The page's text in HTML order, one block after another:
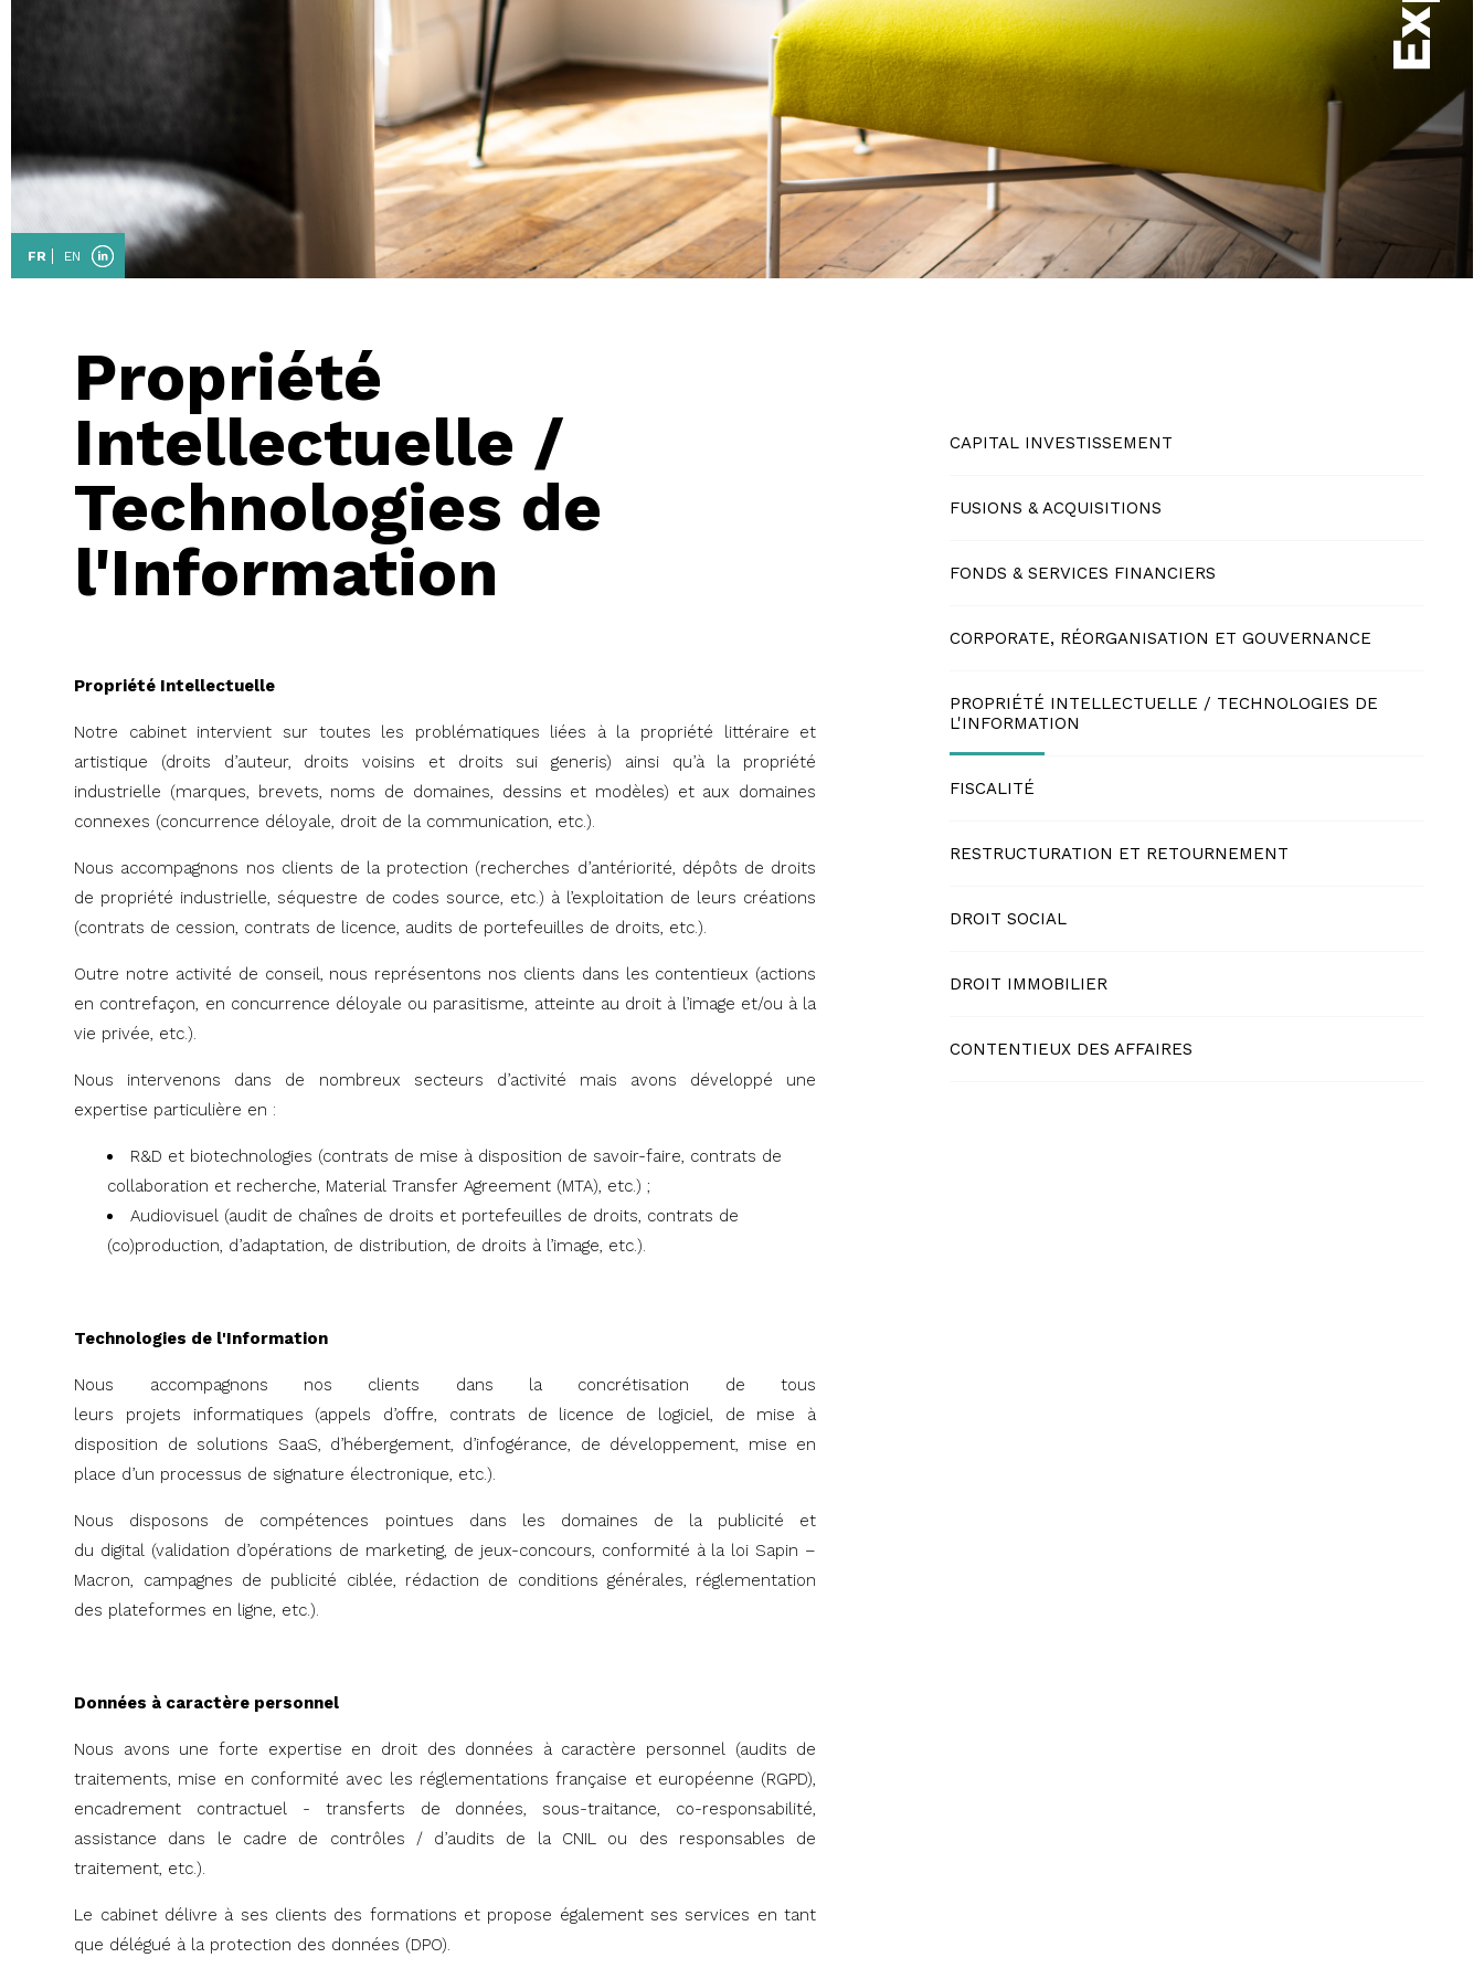
FR EN
Propriété
Intellectuelle /
Technologies de
l'Information
Propriété Intellectuelle
Notre cabinet intervient sur toutes les problématiques liées à la propriété littéraire et
artistique (droits d’auteur, droits voisins et droits sui generis) ainsi qu’à la propriété
industrielle (marques, brevets, noms de domaines, dessins et modèles) et aux domaines
connexes (concurrence déloyale, droit de la communication, etc.).
Nous accompagnons nos clients de la protection (recherches d’antériorité, dépôts de droits
de propriété industrielle, séquestre de codes source, etc.) à l’exploitation de leurs créations
(contrats de cession, contrats de licence, audits de portefeuilles de droits, etc.).
Outre notre activité de conseil, nous représentons nos clients dans les contentieux (actions
en contrefaçon, en concurrence déloyale ou parasitisme, atteinte au droit à l’image et/ou à la
vie privée, etc.).
Nous intervenons dans de nombreux secteurs d’activité mais avons développé une
expertise particulière en :
R&D et biotechnologies (contrats de mise à disposition de savoir-faire, contrats de
collaboration et recherche, Material Transfer Agreement (MTA), etc.) ;
Audiovisuel (audit de chaînes de droits et portefeuilles de droits, contrats de
(co)production, d’adaptation, de distribution, de droits à l’image, etc.).
Technologies de l'Information
Nous accompagnons nos clients dans la concrétisation de tous
leurs projets informatiques (appels d’offre, contrats de licence de logiciel, de mise à
disposition de solutions SaaS, d’hébergement, d’infogérance, de développement, mise en
place d’un processus de signature électronique, etc.).
Nous disposons de compétences pointues dans les domaines de la publicité et
du digital (validation d’opérations de marketing, de jeux-concours, conformité à la loi Sapin –
Macron, campagnes de publicité ciblée, rédaction de conditions générales, réglementation
des plateformes en ligne, etc.).
Données à caractère personnel
Nous avons une forte expertise en droit des données à caractère personnel (audits de
traitements, mise en conformité avec les réglementations française et européenne (RGPD),
encadrement contractuel - transferts de données, sous-traitance, co-responsabilité,
assistance dans le cadre de contrôles / d’audits de la CNIL ou des responsables de
traitement, etc.).
Le cabinet délivre à ses clients des formations et propose également ses services en tant
que délégué à la protection des données (DPO).
CAPITAL INVESTISSEMENT
FUSIONS & ACQUISITIONS
FONDS & SERVICES FINANCIERS
CORPORATE, RÉORGANISATION ET GOUVERNANCE
PROPRIÉTÉ INTELLECTUELLE / TECHNOLOGIES DE
L'INFORMATION
FISCALITÉ
RESTRUCTURATION ET RETOURNEMENT
DROIT SOCIAL
DROIT IMMOBILIER
CONTENTIEUX DES AFFAIRES